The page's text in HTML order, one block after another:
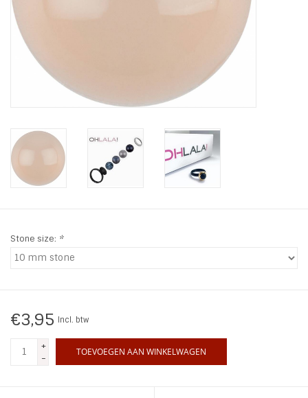
Fashion
ON THE BEACH
Ohlala Jewels
LIFESTYLE PRODUCTEN
SALE
Stone size: *
€3,95 Incl. btw
+
-
TOEVOEGEN AAN WINKELWAGEN